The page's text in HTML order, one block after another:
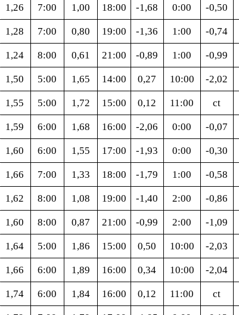
1,26 7:00 1,00 18:00 -1,68 0:00 -0,50
1,28 7:00 0,80 19:00 -1,36 1:00 -0,74
1,24 8:00 0,61 21:00 -0,89 1:00 -0,99
1,50 5:00 1,65 14:00 0,27 10:00 -2,02
1,55 5:00 1,72 15:00 0,12 11:00 ct
1,59 6:00 1,68 16:00 -2,06 0:00 -0,07
1,60 6:00 1,55 17:00 -1,93 0:00 -0,30
1,66 7:00 1,33 18:00 -1,79 1:00 -0,58
1,62 8:00 1,08 19:00 -1,40 2:00 -0,86
1,60 8:00 0,87 21:00 -0,99 2:00 -1,09
1,64 5:00 1,86 15:00 0,50 10:00 -2,03
1,66 6:00 1,89 16:00 0,34 10:00 -2,04
1,74 6:00 1,84 16:00 0,12 11:00 ct